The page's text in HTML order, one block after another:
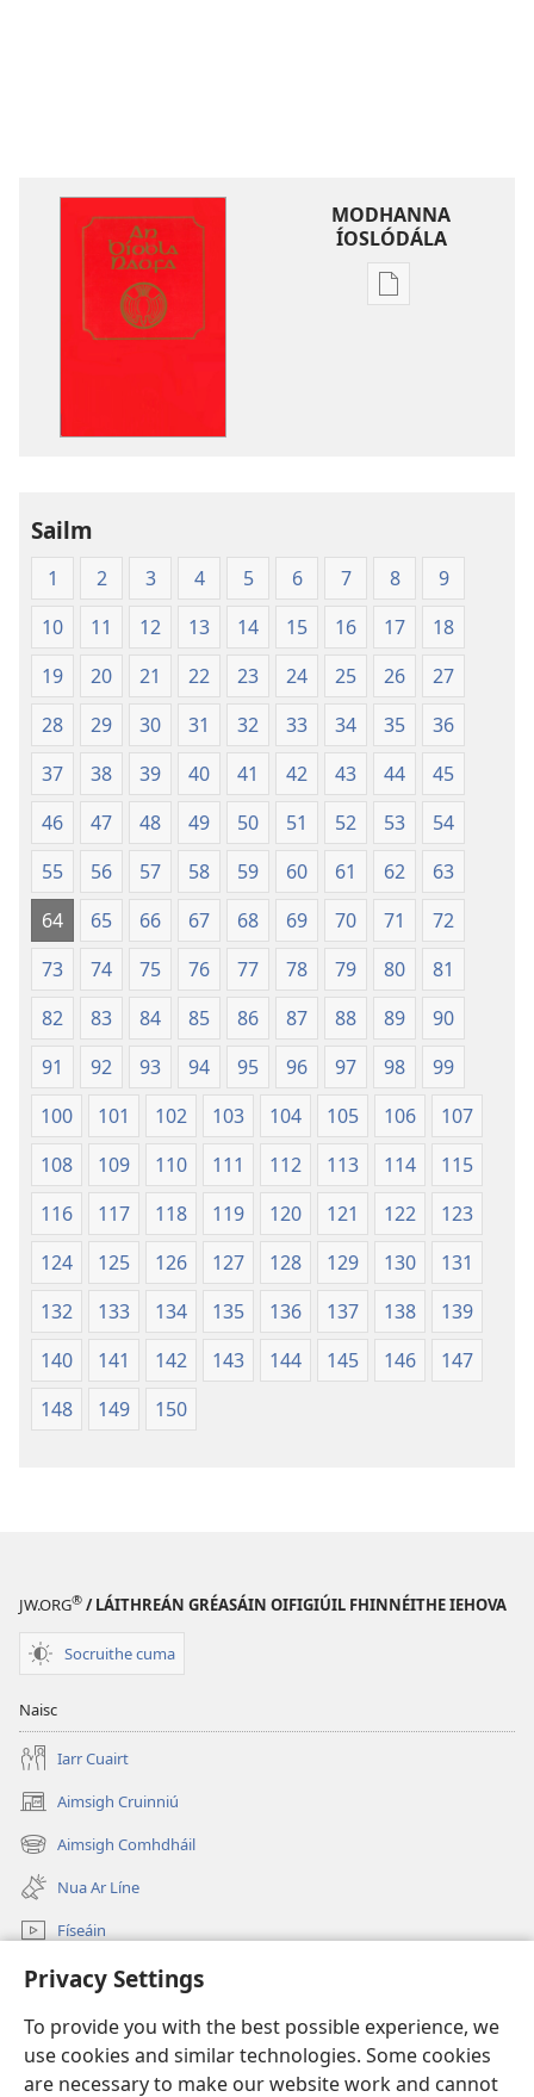
Privacy Settings
To provide you with the best possible experience, we
use cookies and similar technologies. Some cookies
are necessary to make our website work and cannot
MODHANNA
ÍOSLÓDÁLA
Modhanna
Sailm
1 2 3 4 5 6 7 8
9
10
11 12 13 14 15 16 17
18
19
20 21 22 23 24 25 26
27
28
29 30 31 32 33 34 35
36
37
38 39 40 41 42 43 44
45
46
47 48 49 50 51 52 53
54
55
56 57 58 59 60 61 62
63
64
65 66 67 68 69 70 71
72
73
74 75 76 77 78 79 80
81
82
83 84 85 86 87 88 89
90
91
92 93 94 95 96 97 98
99
100
101 102 103 104 105 106
107
108
109 110 111 112 113 114
115
116
117 118 119 120 121 122
123
124
125 126 127 128 129 130
131
132
133 134 135 136 137 138
139
140
141 142 143 144 145 146
147
148
149 150
JW.ORG® / LÁITHREÁN GRÉASÁIN OIFIGIÚIL FHINNÉITHE IEHOVA
Socruithe cuma
Naisc
Iarr Cuairt
Aimsigh Cruinniú
(opens
new
window)
Aimsigh Comhdháil
(opens
new
window)
Nua Ar Líne
Físeáin
Cuardaigh
Síntiúis
(opens
new
window)